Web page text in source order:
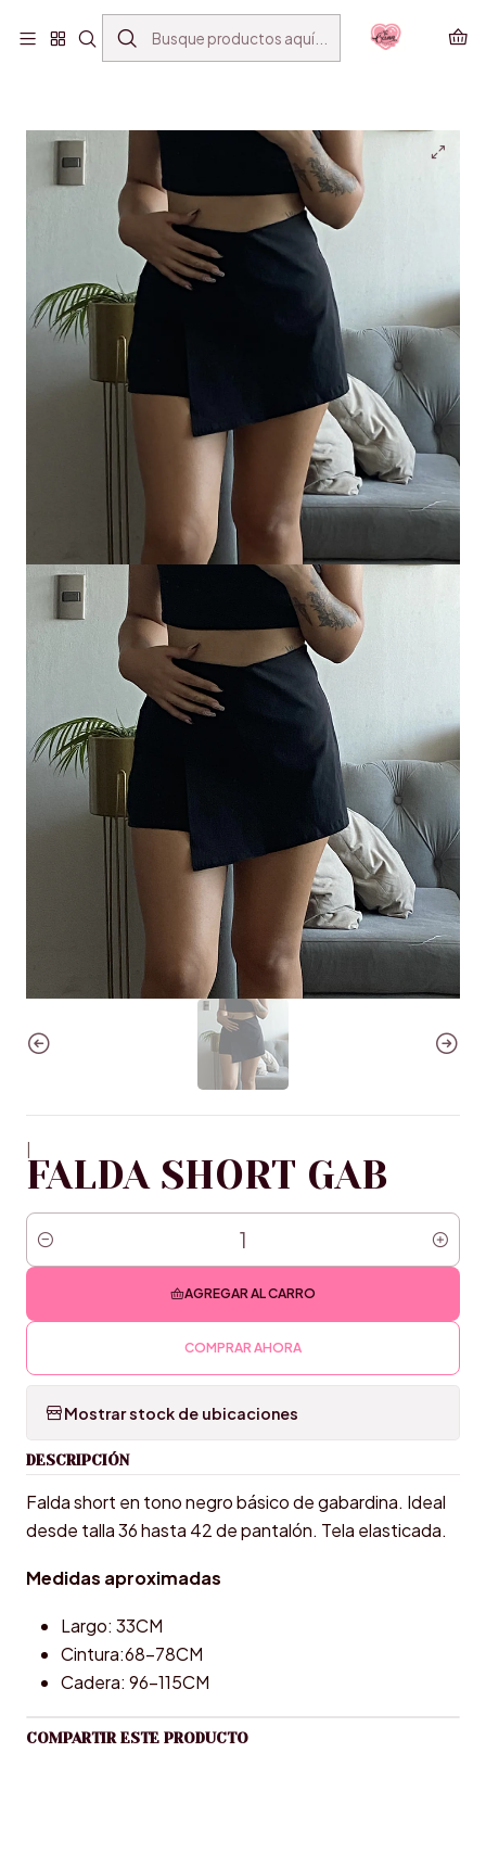
ENVÍO GRATIS SANTIAGO(*) POR COMPRAS SOBRE$39.990
Inicio VESTUARIO FALDA SHORT GAB
FALDA SHORT GAB
Cantidad
AGREGAR AL CARRO
COMPRAR AHORA
Mostrar stock de ubicaciones
DESCRIPCIÓN
Falda short en tono negro básico de gabardina. Ideal
desde talla 36 hasta 42 de pantalón. Tela elasticada.
Medidas aproximadas
Largo: 33CM
Cintura:68-78CM
Cadera: 96-115CM
COMPARTIR ESTE PRODUCTO